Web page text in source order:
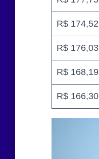
R$ 174,52
R$ 176,03
R$ 168,19
R$ 166,30